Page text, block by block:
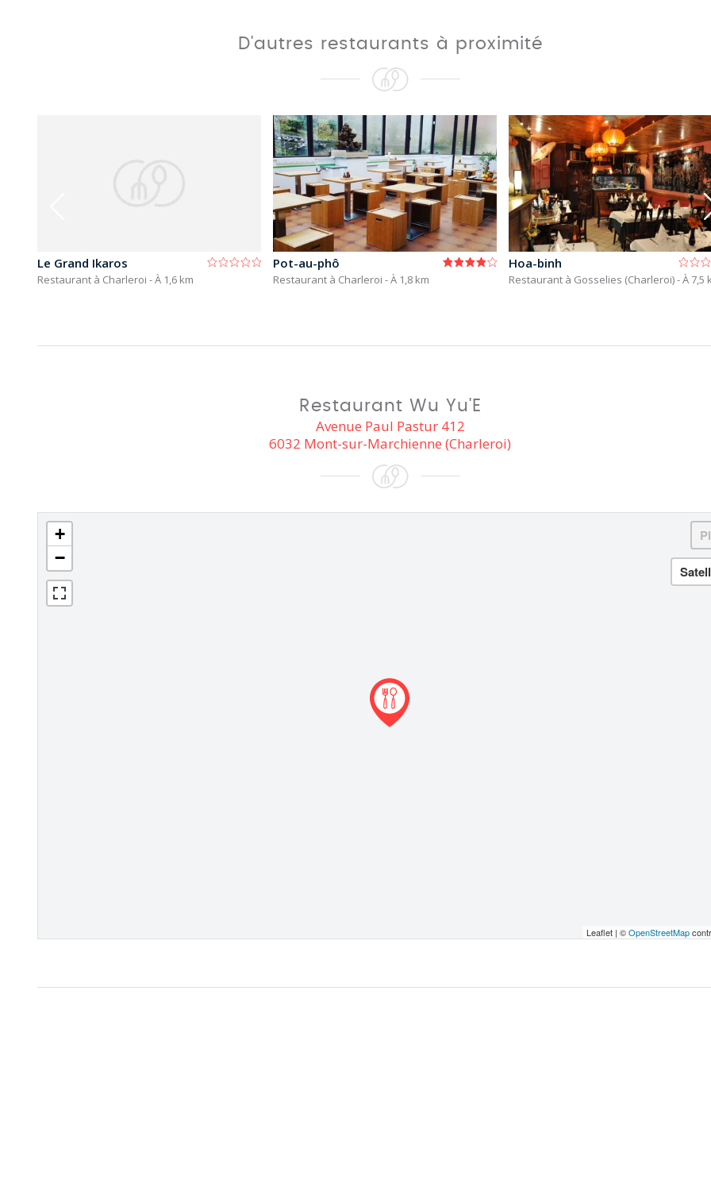
D'autres restaurants à proximité
Le Grand Ikaros
Restaurant à Charleroi - À 1,6 km
Pot-au-phô
Restaurant à Charleroi - À 1,8 km
Hoa-binh
Restaurant à Gosselies (Charleroi)- À 7,5
Restaurant Wu Yu'E
Avenue Paul Pastur 412
6032 Mont-sur-Marchienne (Charleroi)
+
−
Leaflet | ©OpenStreetMap